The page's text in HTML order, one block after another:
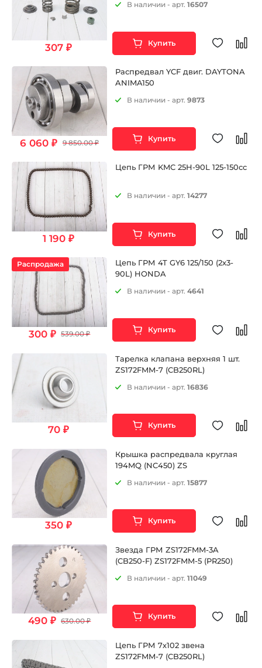
307 ₽
В наличии - арт.16507
Купить
6 060 ₽ 9 850.00 ₽
Распредвал YCF двиг. DAYTONA
ANIMA150
В наличии - арт.9873
Купить
1 190 ₽
Цепь ГРМ KMC 25H-90L 125-150cc
В наличии - арт.14277
Купить
Распродажа
300 ₽ 539.00 ₽
Цепь ГРМ 4T GY6 125/150 (2x3-
90L) HONDA
В наличии - арт.4641
Купить
70 ₽
Тарелка клапана верхняя 1 шт.
ZS172FMM-7 (CB250RL)
В наличии - арт.16836
Купить
350 ₽
Крышка распредвала круглая
194MQ (NC450) ZS
В наличии - арт.15877
Купить
490 ₽ 630.00 ₽
Звезда ГРМ ZS172FMM-3A
(CB250-F) ZS172FMM-5 (PR250)
В наличии - арт.11049
Купить
Цепь ГРМ 7х102 звена
ZS172FMM-7 (CB250RL)